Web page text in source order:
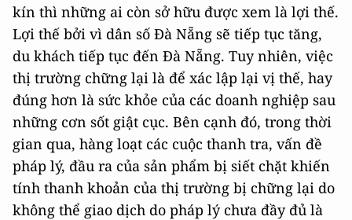
kín thì những ai còn sở hữu được xem là lợi thế.
Lợi thế bởi vì dân số Đà Nẵng sẽ tiếp tục tăng,
du khách tiếp tục đến Đà Nẵng. Tuy nhiên, việc
thị trường chững lại là để xác lập lại vị thế, hay
đúng hơn là sức khỏe của các doanh nghiệp sau
những cơn sốt giật cục. Bên cạnh đó, trong thời
gian qua, hàng loạt các cuộc thanh tra, vấn đề
pháp lý, đầu ra của sản phẩm bị siết chặt khiến
tính thanh khoản của thị trường bị chững lại do
không thể giao dịch do pháp lý chưa đầy đủ là